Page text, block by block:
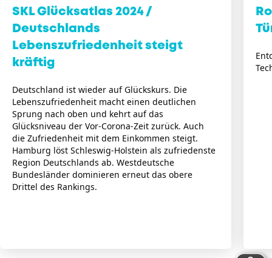
SKL Glücksatlas 2024 /
Deutschlands
Lebenszufriedenheit steigt
kräftig
Deutschland ist wieder auf Glückskurs. Die
Lebenszufriedenheit macht einen deutlichen
Sprung nach oben und kehrt auf das
Glücksniveau der Vor-Corona-Zeit zurück. Auch
die Zufriedenheit mit dem Einkommen steigt.
Hamburg löst Schleswig-Holstein als zufriedenste
Region Deutschlands ab. Westdeutsche
Bundesländer dominieren erneut das obere
Drittel des Rankings.